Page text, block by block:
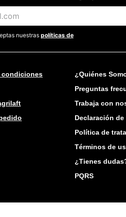
nuestras políticas de
condiciones
¿Quiénes
Preguntas
Trabaja con
Declaración
Política de
Términos de
¿Tienes
PQRS